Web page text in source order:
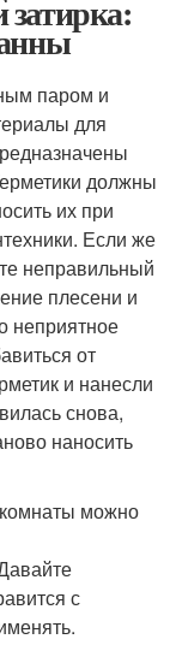
паром и
для
должны
их при
Если же
неправильный
плесени и
неприятное
от
и нанесли
снова,
наносить
можно
с